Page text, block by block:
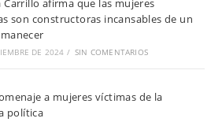
Carrillo afirma que las mujeres
son constructoras incansables de un
DE 2024 / SIN COMENTARIOS
a mujeres víctimas de la
política